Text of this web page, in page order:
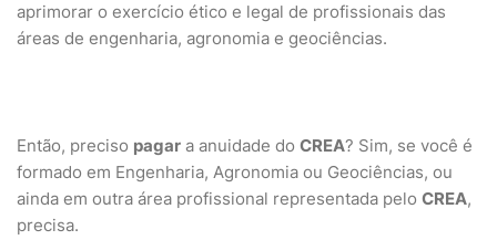
aprimorar o exercício ético e legal de profissionais das
áreas de engenharia, agronomia e geociências.
Então, preciso pagar a anuidade do CREA? Sim, se você é
formado em Engenharia, Agronomia ou Geociências, ou
ainda em outra área profissional representada pelo CREA,
precisa.